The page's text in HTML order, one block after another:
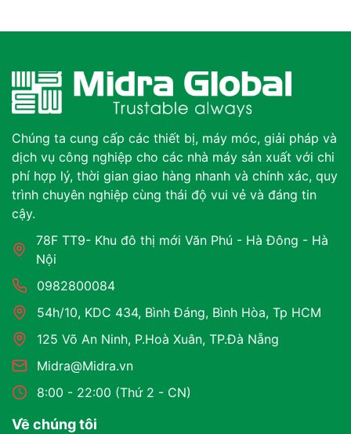
Chúng ta cung cấp các thiết bị, máy móc, giải pháp và
dịch vụ công nghiệp cho các nhà máy sản xuất với chi
phí hợp lý, thời gian giao hàng nhanh và chính xác, quy
trình chuyên nghiệp cùng thái độ vui vẻ và đáng tin
cậy.
78F TT9- Khu đô thị mới Văn Phú - Hà Đông - Hà
Nội
0982800084
54h/10, KDC 434, Bình Đáng, Bình Hòa, Tp HCM
125 Võ An Ninh, P.Hoà Xuân, TP.Đà Nẵng
Midra@Midra.vn
8:00 - 22:00 (Thứ 2 - CN)
Về chúng tôi